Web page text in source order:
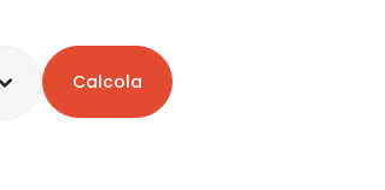
Calcola